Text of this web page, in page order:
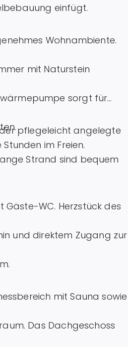
einfügt.
Wohnambiente.
mit Naturstein
sorgt für
pflegeleicht angelegte
im Freien.
Strand sind bequem
Gäste-WC. Herzstück des
und direktem Zugang zur
mit Sauna sowie
Das Dachgeschoss